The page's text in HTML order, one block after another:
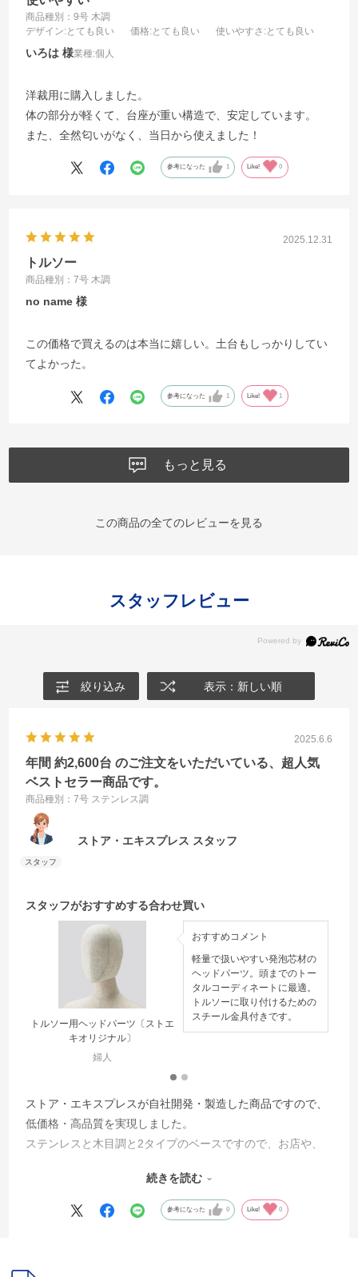
商品種別：9号 木調
デザイン:とても良い 価格:とても良い 使いやすさ :とても良い
いろは 業種:個人
洋裁用に購入しました。
体の部分が軽くて、台座が重い構造で、安定しています。
また、全然匂いがなく、当日から使えました！
参考になった 1 Like! 0
2025.12.31
トルソー
商品種別：7号 木調
no name
この価格で買えるのは本当に嬉しい。土台もしっかりしてい
てよかった。
参考になった 1 Like! 1
もっと見る
この商品の全てのレビューを見る
スタッフレビュー
絞り込み 表示：新しい順
2025.6.6
年間 約2,600台 のご注文をいただいている、超人気
ベストセラー商品です。
商品種別：7号 ステンレス調
ストア・エキスプレス スタッフ
スタッフがおすすめする合わせ買い
トルソー用ヘッドパーツ〔ストエ
キオリジナル〕
婦人
おすすめコメント
軽量で扱いやすい発泡芯材の
ヘッドパーツ。頭までのトー
タルコーディネートに最適。
トルソーに取り付けるための
スチール金具付きです。
ストア・エキスプレスが自社開発・製造した商品ですので、
低価格・高品質を実現しました。
ステンレスと木目調と2タイプのベースですので、お店や、
布製トルソーのお値段やシルエットなどを他のECサイトとも
ぜひ比較してみてくださいね。
続きを読む
参考になった 0 Like! 0